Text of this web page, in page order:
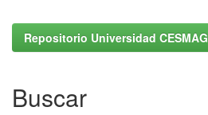
Repositorio Universidad CESMAG
Buscar